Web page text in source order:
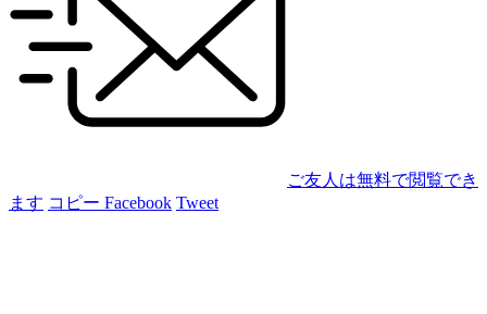
ご友人は無料で閲覧でき
ます コピー Facebook Tweet